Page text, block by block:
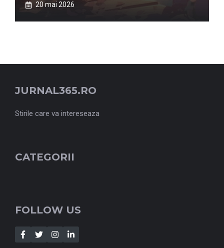
20 mai 2026
JURNAL365.RO
Stirile care va intereseaza
CATEGORII
FOLLOW US